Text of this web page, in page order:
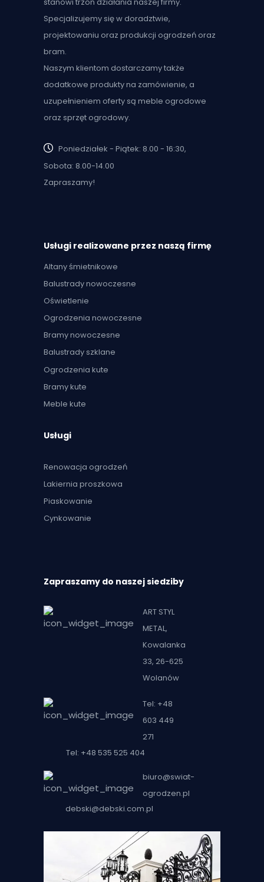
Specjalizujemy się w doradztwie,
projektowaniu oraz produkcji ogrodzeń oraz
bram.
Naszym klientom dostarczamy także
dodatkowe produkty na zamówienie, a
uzupełnieniem oferty są meble ogrodowe
oraz sprzęt ogrodowy.
Poniedziałek - Piątek: 8.00 - 16:30,
Sobota: 8.00-14.00
Zapraszamy!
Usługi realizowane przez naszą firmę
Altany śmietnikowe
Balustrady nowoczesne
Oświetlenie
Ogrodzenia nowoczesne
Bramy nowoczesne
Balustrady szklane
Ogrodzenia kute
Bramy kute
Meble kute
Usługi
Renowacja ogrodzeń
Lakiernia proszkowa
Piaskowanie
Cynkowanie
Zapraszamy do naszej siedziby
ART STYL
METAL,
Kowalanka
33, 26-625
Wolanów
Tel: +48
603 449
271
Tel: +48 535 525 404
biuro@swiat-
ogrodzen.pl
debski@debski.com.pl